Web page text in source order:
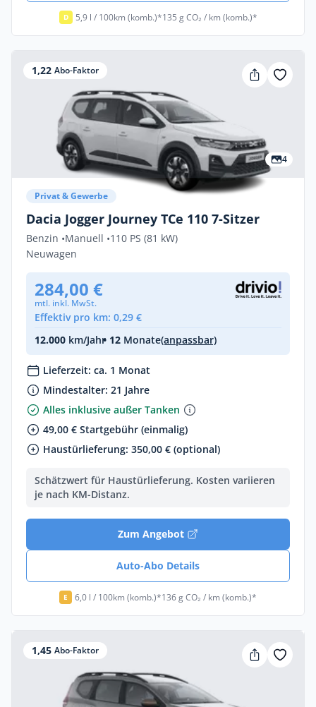
D 5,9 l / 100km (komb.)*135 g CO₂ / km (komb.)*
1,22 Abo-Faktor
4
Privat & Gewerbe
Dacia Jogger Journey TCe 110 7-Sitzer
Benzin •Manuell •110 PS (81 kW)
Neuwagen
284,00 €
mtl. inkl. MwSt.
Effektiv pro km: 0,29 €
12.000 km/Jahr• 12 Monate(anpassbar)
Lieferzeit: ca. 1 Monat
Mindestalter: 21 Jahre
Alles inklusive außer Tanken
49,00 € Startgebühr (einmalig)
Haustürlieferung: 350,00 € (optional)
Schätzwert für Haustürlieferung. Kosten variieren
je nach KM-Distanz.
Zum Angebot
Auto-Abo Details
E 6,0 l / 100km (komb.)*136 g CO₂ / km (komb.)*
1,45 Abo-Faktor